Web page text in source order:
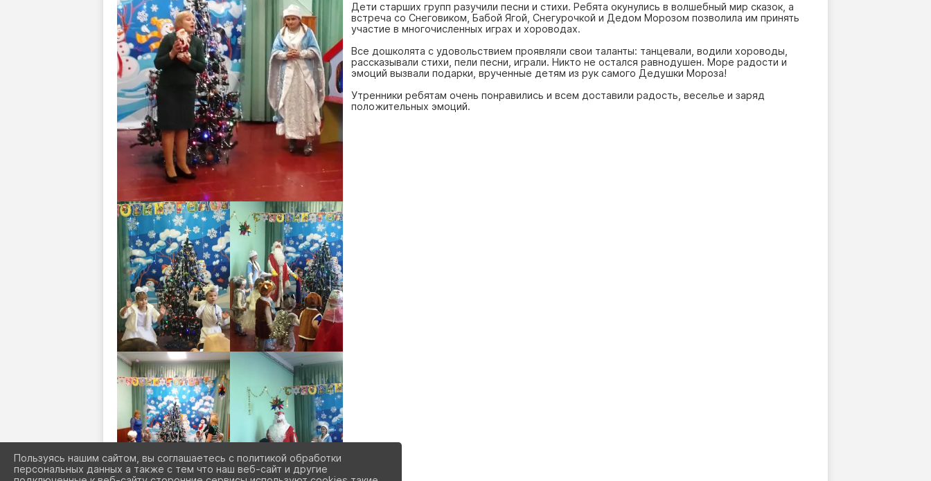
Дети старших групп разучили песни и стихи. Ребята окунулись в волшебный мир сказок, а
встреча со Снеговиком, Бабой Ягой, Снегурочкой и Дедом Морозом позволила им принять
участие в многочисленных играх и хороводах.
Все дошколята с удовольствием проявляли свои таланты: танцевали, водили хороводы,
рассказывали стихи, пели песни, играли. Никто не остался равнодушен. Море радости и
эмоций вызвали подарки, врученные детям из рук самого Дедушки Мороза!
Утренники ребятам очень понравились и всем доставили радость, веселье и заряд
положительных эмоций.
Пользуясь нашим сайтом, вы соглашаетесь с политикой обработки
персональных данных а также с тем что наш веб-сайт и другие